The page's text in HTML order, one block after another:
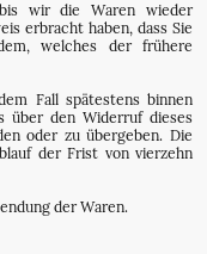
wir die Waren wieder
erbracht haben, dass Sie
welches der frühere
Fall spätestens binnen
über den Widerruf dieses
oder zu übergeben. Die
der Frist von vierzehn
der Waren.